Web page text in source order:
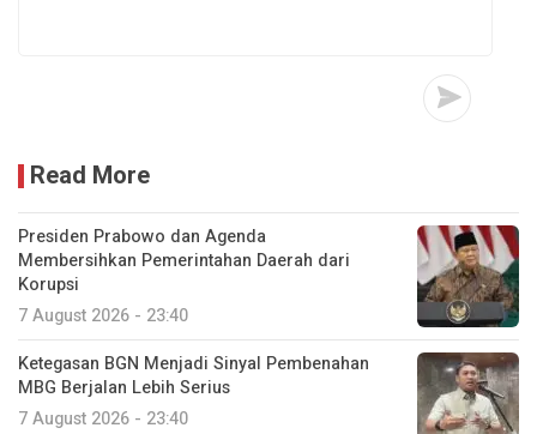
Read More
Presiden Prabowo dan Agenda
Membersihkan Pemerintahan Daerah dari
Korupsi
7 August 2026 - 23:40
Ketegasan BGN Menjadi Sinyal Pembenahan
MBG Berjalan Lebih Serius
7 August 2026 - 23:40